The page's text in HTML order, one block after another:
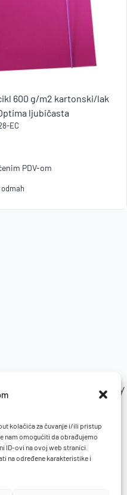
kolačića za čuvanje i/ili pristup
nam omogućiti da obrađujemo
ID-ovi na ovoj web stranici.
na određene karakteristike i
600 g/m2 kartonski/lak
ljubičasta
EC
PDV-om